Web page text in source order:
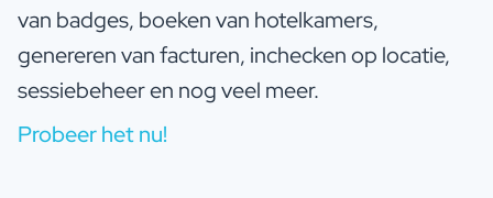
van badges, boeken van hotelkamers,
genereren van facturen, inchecken op locatie,
sessiebeheer en nog veel meer.
Probeer het nu!